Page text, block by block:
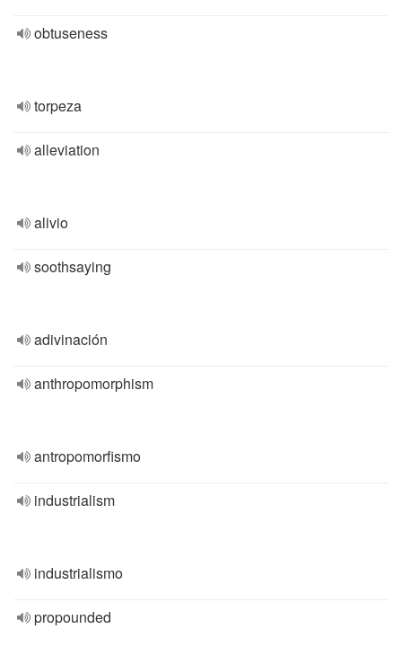
obtuseness
torpeza
alleviation
alivio
soothsaying
adivinación
anthropomorphism
antropomorfismo
industrialism
industrialismo
propounded